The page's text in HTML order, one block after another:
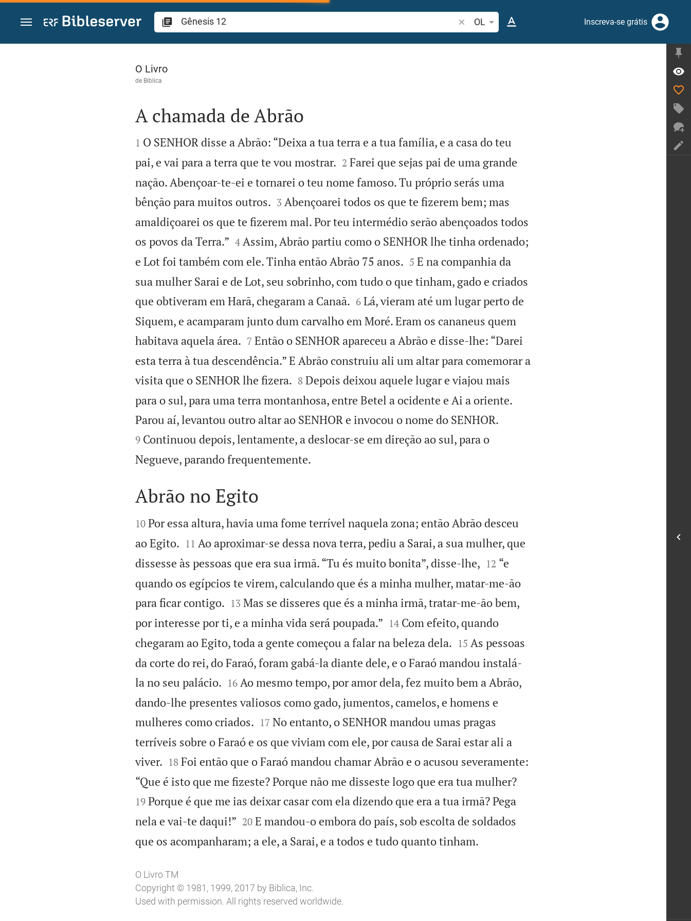
Ir para o conteúdo
Pesquise passagem da Bíblia ou termos
OL Inscreva-se grátis
Gênesis 12
O Livro
de Biblica

A chamada de Abrão

1 O SENHOR disse a Abrão: “Deixa a tua terra e a tua família, e a casa do teu
pai, e vai para a terra que te vou mostrar.
2 Farei que sejas pai de uma grande
nação. Abençoar-te-ei e tornarei o teu nome famoso. Tu próprio serás uma
bênção para muitos outros.
3 Abençoarei todos os que te fizerem bem; mas
amaldiçoarei os que te fizerem mal. Por teu intermédio serão abençoados todos
os povos da Terra.”
4 Assim, Abrão partiu como o SENHOR lhe tinha ordenado;
e Lot foi também com ele. Tinha então Abrão 75 anos.
5 E na companhia da
sua mulher Sarai e de Lot, seu sobrinho, com tudo o que tinham, gado e criados
que obtiveram em Harã, chegaram a Canaã.
6 Lá, vieram até um lugar perto de
Siquem, e acamparam junto dum carvalho em Moré. Eram os cananeus quem
habitava aquela área.
7 Então o SENHOR apareceu a Abrão e disse-lhe: “Darei
esta terra à tua descendência.” E Abrão construiu ali um altar para comemorar a
visita que o SENHOR lhe fizera.
8 Depois deixou aquele lugar e viajou mais
para o sul, para uma terra montanhosa, entre Betel a ocidente e Ai a oriente.
Parou aí, levantou outro altar ao SENHOR e invocou o nome do SENHOR.
9 Continuou depois, lentamente, a deslocar-se em direção ao sul, para o
Negueve, parando frequentemente.

Abrão no Egito

10 Por essa altura, havia uma fome terrível naquela zona; então Abrão desceu
ao Egito.
11 Ao aproximar-se dessa nova terra, pediu a Sarai, a sua mulher, que
dissesse às pessoas que era sua irmã. “Tu és muito bonita”, disse-lhe, 

12 “e
quando os egípcios te virem, calculando que és a minha mulher, matar-me-ão
para ficar contigo.
13 Mas se disseres que és a minha irmã, tratar-me-ão bem,
por interesse por ti, e a minha vida será poupada.”
14 Com efeito, quando
chegaram ao Egito, toda a gente começou a falar na beleza dela.
15 As pessoas
da corte do rei, do Faraó, foram gabá-la diante dele, e o Faraó mandou instalá-
la no seu palácio.
16 Ao mesmo tempo, por amor dela, fez muito bem a Abrão,
dando-lhe presentes valiosos como gado, jumentos, camelos, e homens e
mulheres como criados.
17 No entanto, o SENHOR mandou umas pragas
terríveis sobre o Faraó e os que viviam com ele, por causa de Sarai estar ali a
viver.
18 Foi então que o Faraó mandou chamar Abrão e o acusou severamente:
“Que é isto que me fizeste? Porque não me disseste logo que era tua mulher?
19 Porque é que me ias deixar casar com ela dizendo que era a tua irmã? Pega
nela e vai-te daqui!”
20 E mandou-o embora do país, sob escolta de soldados
que os acompanharam; a ele, a Sarai, e a todos e tudo quanto tinham.
O Livro TM
Copyright © 1981, 1999, 2017 by Biblica, Inc.
Used with permission. All rights reserved worldwide.